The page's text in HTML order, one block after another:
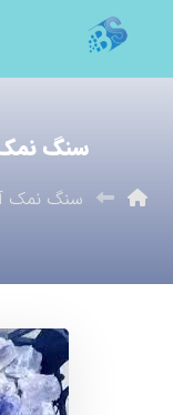
سنگ نمک
سنگ نمک